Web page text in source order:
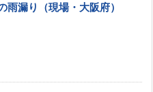
雨漏り（現場・大阪府）